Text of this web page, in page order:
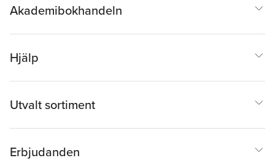
Akademibokhandeln
Hjälp
Utvalt sortiment
Erbjudanden